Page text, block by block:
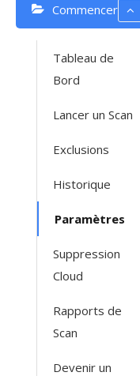
Commencer
Tableau de
Bord
Lancer un Scan
Exclusions
Historique
Paramètres
Suppression
Cloud
Rapports de
Scan
Devenir un